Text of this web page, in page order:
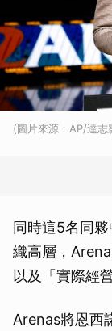
(圖片來源：AP/達志
同時這5名同
織高層，
以及「實際經
Arenas將恩西